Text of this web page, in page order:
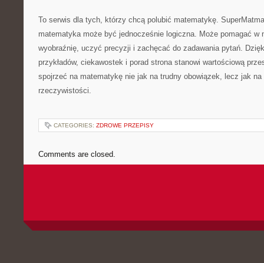
To serwis dla tych, którzy chcą polubić matematykę.
matematyka może być jednocześnie logiczna. Może pomagać w
wyobraźnię, uczyć precyzji i zachęcać do zadawania pytań.
przykładów, ciekawostek i porad strona stanowi wartościową
spojrzeć na matematykę nie jak na trudny obowiązek, lecz jak na
rzeczywistości.
CATEGORIES: ZDROWE PRZEPISY
Comments are closed.